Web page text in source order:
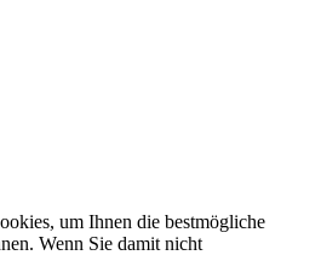
um Ihnen die bestmögliche
Wenn Sie damit nicht